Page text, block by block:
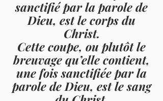
sanctifié par la parole de
Dieu, est le corps du
Christ.
Cette coupe, ou plutôt le
breuvage qu’elle contient,
une fois sanctifiée par la
parole de Dieu, est le sang